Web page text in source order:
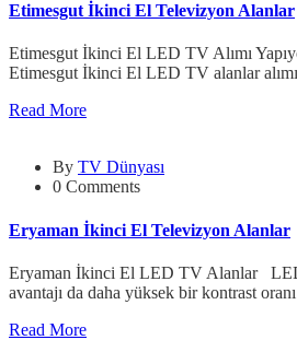
Etimesgut İkinci El Televizyon Alanlar
Etimesgut İkinci El LED TV Alımı
Etimesgut İkinci El LED TV alanlar
Read More
By TV Dünyası
0 Comments
Eryaman İkinci El Televizyon Alanlar
Eryaman İkinci El LED TV Alanlar
avantajı da daha yüksek bir kontrast oranı
Read More